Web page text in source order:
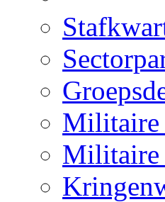
Militaire
Militaire